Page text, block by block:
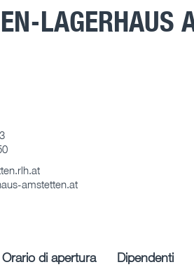
LAGERHAUS
amstetten.at
Orario di apertura Dipendenti